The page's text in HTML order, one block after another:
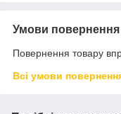
Умови повернення
Повернення товару
Всі умови